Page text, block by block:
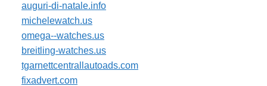
auguri-di-natale.info
michelewatch.us
omega--watches.us
breitling-watches.us
tgarnettcentrallautoads.com
fixadvert.com